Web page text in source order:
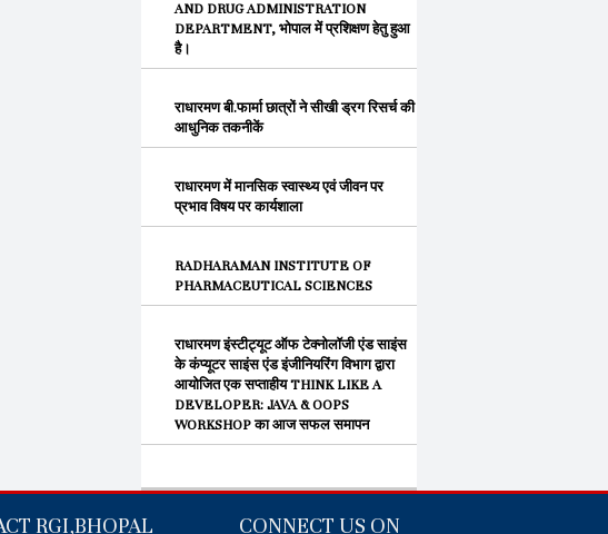
AND DRUG ADMINISTRATION
DEPARTMENT, भोपाल में प्रशिक्षण हेतु हुआ
है।
राधारमण बी.फार्मा छात्रों ने सीखी ड्रग रिसर्च की
आधुनिक तकनीकें
राधारमण में मानसिक स्वास्थ्य एवं जीवन पर
प्रभाव विषय पर कार्यशाला
RADHARAMAN INSTITUTE OF
PHARMACEUTICAL SCIENCES
राधारमण इंस्टीट्यूट ऑफ टेक्नोलॉजी एंड साइंस
के कंप्यूटर साइंस एंड इंजीनियरिंग विभाग द्वारा
आयोजित एक सप्ताहीय THINK LIKE A
DEVELOPER: JAVA & OOPS
WORKSHOP का आज सफल समापन